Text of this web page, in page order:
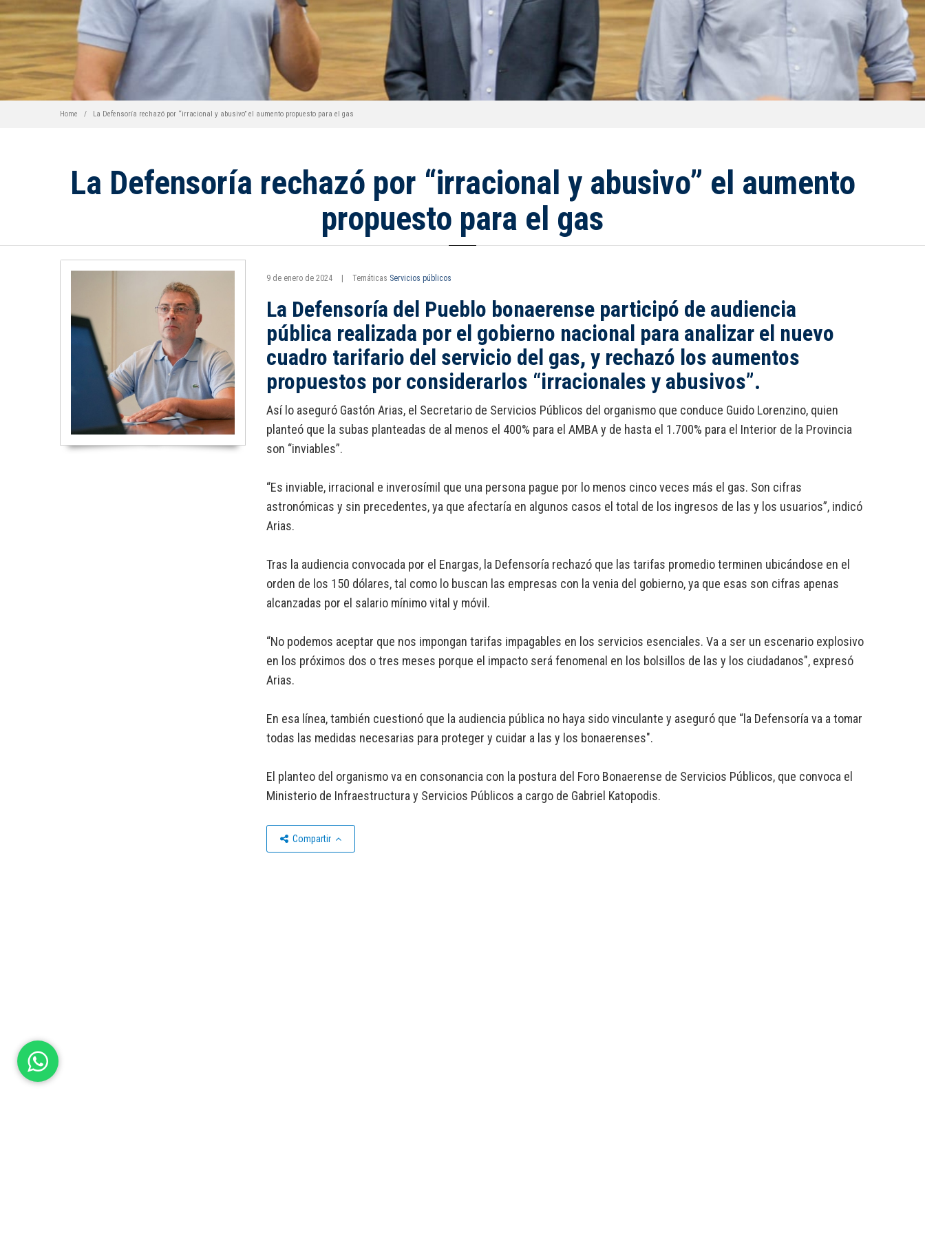
Home La Defensoría rechazó por “irracional y abusivo” el aumento propuesto para el gas
La Defensoría rechazó por “irracional y abusivo” el aumento
propuesto para el gas
9 de enero de 2024 Temáticas Servicios públicos
La Defensoría del Pueblo bonaerense participó de audiencia
pública realizada por el gobierno nacional para analizar el nuevo
cuadro tarifario del servicio del gas, y rechazó los aumentos
propuestos por considerarlos “irracionales y abusivos”.
Así lo aseguró Gastón Arias, el Secretario de Servicios Públicos del organismo que conduce Guido Lorenzino, quien
planteó que la subas planteadas de al menos el 400% para el AMBA y de hasta el 1.700% para el Interior de la Provincia
son “inviables”.
“Es inviable, irracional e inverosímil que una persona pague por lo menos cinco veces más el gas. Son cifras
astronómicas y sin precedentes, ya que afectaría en algunos casos el total de los ingresos de las y los usuarios”, indicó
Arias.
Tras la audiencia convocada por el Enargas, la Defensoría rechazó que las tarifas promedio terminen ubicándose en el
orden de los 150 dólares, tal como lo buscan las empresas con la venia del gobierno, ya que esas son cifras apenas
alcanzadas por el salario mínimo vital y móvil.
“No podemos aceptar que nos impongan tarifas impagables en los servicios esenciales. Va a ser un escenario explosivo
en los próximos dos o tres meses porque el impacto será fenomenal en los bolsillos de las y los ciudadanos", expresó
Arias.
En esa línea, también cuestionó que la audiencia pública no haya sido vinculante y aseguró que “la Defensoría va a tomar
todas las medidas necesarias para proteger y cuidar a las y los bonaerenses".
El planteo del organismo va en consonancia con la postura del Foro Bonaerense de Servicios Públicos, que convoca el
Ministerio de Infraestructura y Servicios Públicos a cargo de Gabriel Katopodis.
Compartir